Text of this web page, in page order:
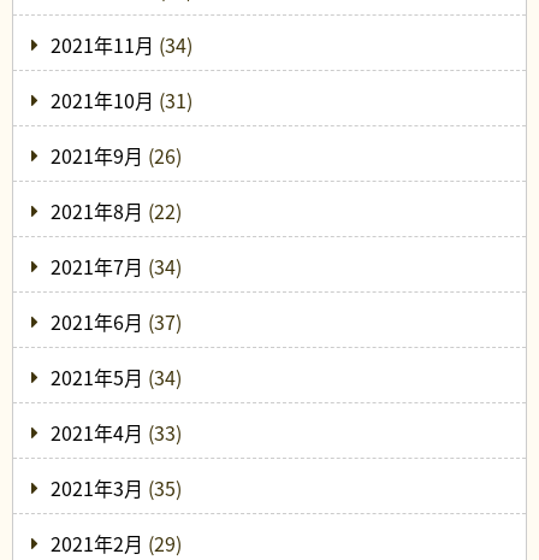
2021年11月 (34)
2021年10月 (31)
2021年9月 (26)
2021年8月 (22)
2021年7月 (34)
2021年6月 (37)
2021年5月 (34)
2021年4月 (33)
2021年3月 (35)
2021年2月 (29)